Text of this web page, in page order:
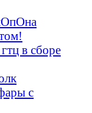
в сборе
с